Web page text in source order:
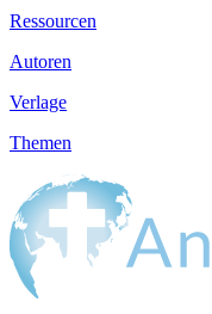
Ressourcen
Autoren
Verlage
Themen